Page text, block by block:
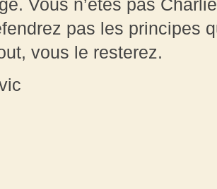
Vous n’êtes pas
pas les principes
vous le resterez.